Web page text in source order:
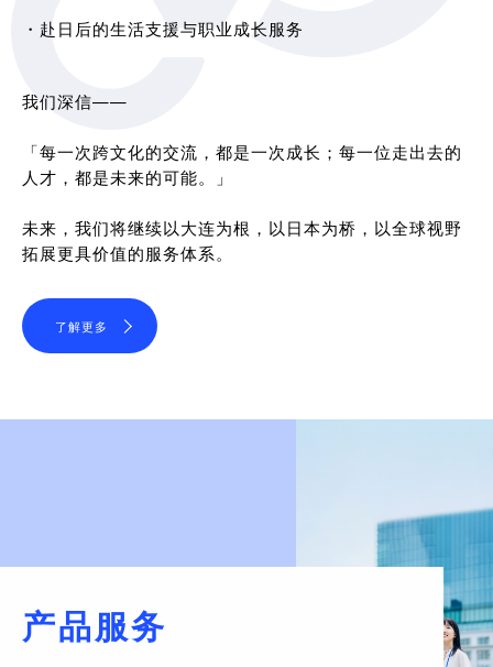
・赴日后的生活支援与职业成长服务
我们深信——
「每一次跨文化的交流，都是一次成长；每一位走出去的
人才，都是未来的可能。」
未来，我们将继续以大连为根，以日本为桥，以全球视野
拓展更具价值的服务体系。
了解更多
产品服务